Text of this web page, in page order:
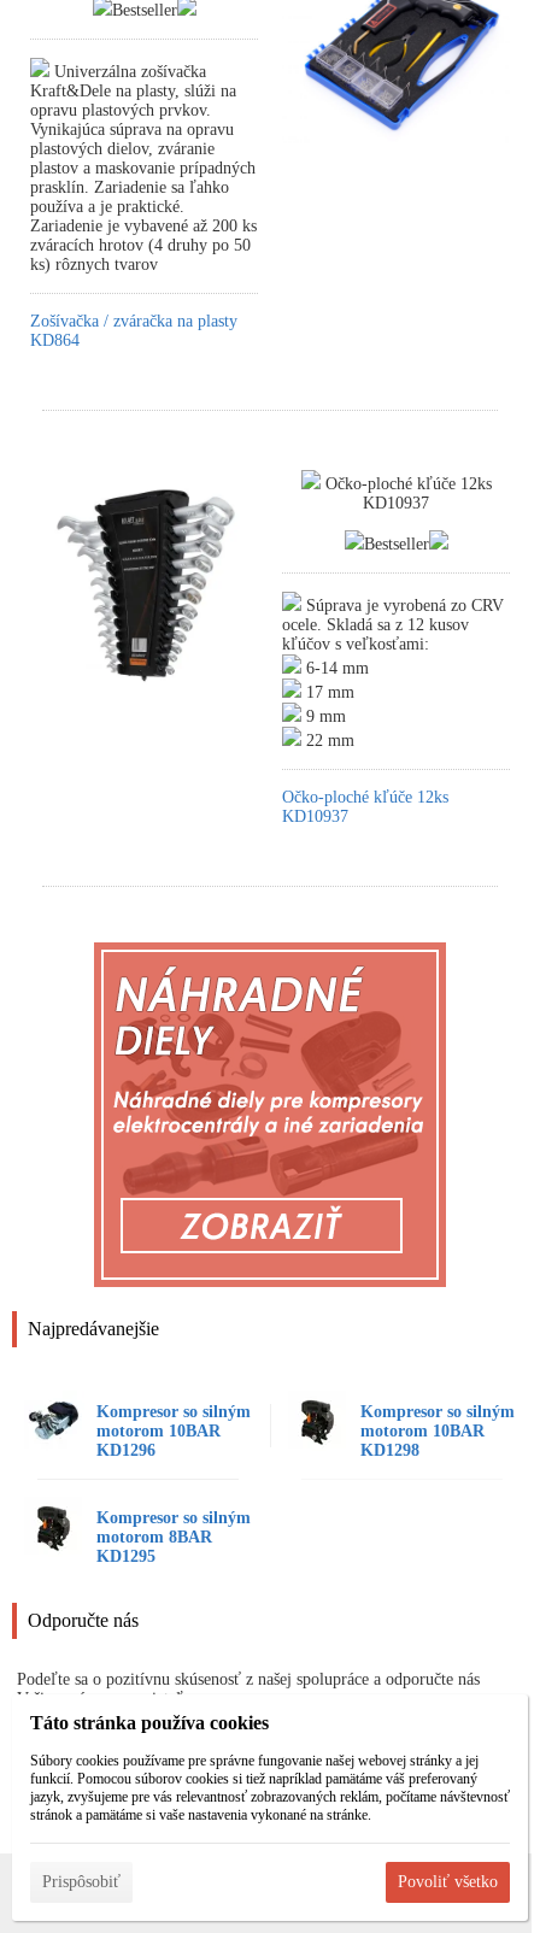
Najpredávanejšie
Kompresor so silným
motorom 10BAR
KD1296
Kompresor so silným
motorom 10BAR
KD1298
Kompresor so silným
motorom 8BAR
KD1295
Odporučte nás
Podeľte sa o pozitívnu skúsenosť z našej spolupráce a odporučte nás
Vašim známym a priateľom:
Odporučiť
Bestseller
Univerzálna zošívačka
Kraft&Dele na plasty, slúži na
opravu plastových prvkov.
Vynikajúca súprava na opravu
plastových dielov, zváranie
plastov a maskovanie prípadných
prasklín. Zariadenie sa ľahko
používa a je praktické.
Zariadenie je vybavené až 200 ks
zváracích hrotov (4 druhy po 50
ks) rôznych tvarov
Zošívačka / zváračka na plasty
KD864
Očko-ploché kľúče 12ks
KD10937
Bestseller
Súprava je vyrobená zo CRV
ocele. Skladá sa z 12 kusov
kľúčov s veľkosťami:
6-14 mm
17 mm
9 mm
22 mm
Očko-ploché kľúče 12ks
KD10937
Informácie
Táto stránka používa cookies
Súbory cookies používame pre správne fungovanie našej webovej stránky a jej
funkcií. Pomocou súborov cookies si tiež napríklad pamätáme váš preferovaný
jazyk, zvyšujeme pre vás relevantnosť zobrazovaných reklám, počítame návštevnosť
stránok a pamätáme si vaše nastavenia vykonané na stránke.
Prispôsobiť Povoliť všetko